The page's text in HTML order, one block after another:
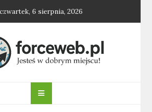
czwartek, 6 sierpnia, 2026